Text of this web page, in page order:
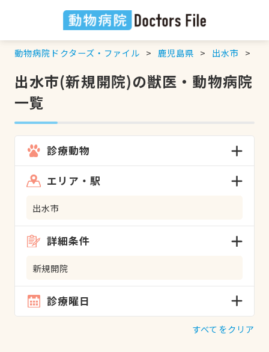
動物病院ドクターズ・ファイル 鹿児島県 出水市
出水市(新規開院)の獣医・動物病院
一覧
診療動物
エリア・駅
出水市
詳細条件
新規開院
診療曜日
すべてをクリア